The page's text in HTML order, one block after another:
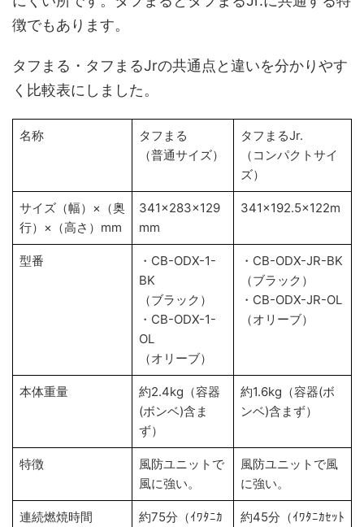
徴でもあります。
タフまる・タフまるJrの共通点と違いを分かりやす
く比較表にしました。
名称
タフまる
（普通サイズ）
タフまるJr.
（コンパクトサイ
ズ）
サイズ（幅）×（奥
行）×（高さ）mm
341×283×129
mm
341×192.5×122m
型番
・CB-ODX-1-
BK
（ブラック）
・CB-ODX-1-
OL
（オリーブ）
・CB-ODX-JR-BK
（ブラック）
・CB-ODX-JR-OL
（オリーブ）
本体重量
約2.4kg（容器
(ボンベ)含ま
ず）
約1.6kg（容器(ボ
ンベ)含まず）
特徴
風防ユニットで
風に強い。
風防ユニットで風
に強い。
連続燃焼時間
約75分（ｲﾜﾀﾆｶ
約45分（ｲﾜﾀﾆｶｾｯﾄ